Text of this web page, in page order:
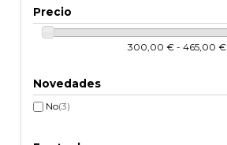
Precio
300,00 € - 465,00 €
Novedades
No(3)